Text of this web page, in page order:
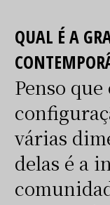
QUAL É A
Penso
várias
delas é a